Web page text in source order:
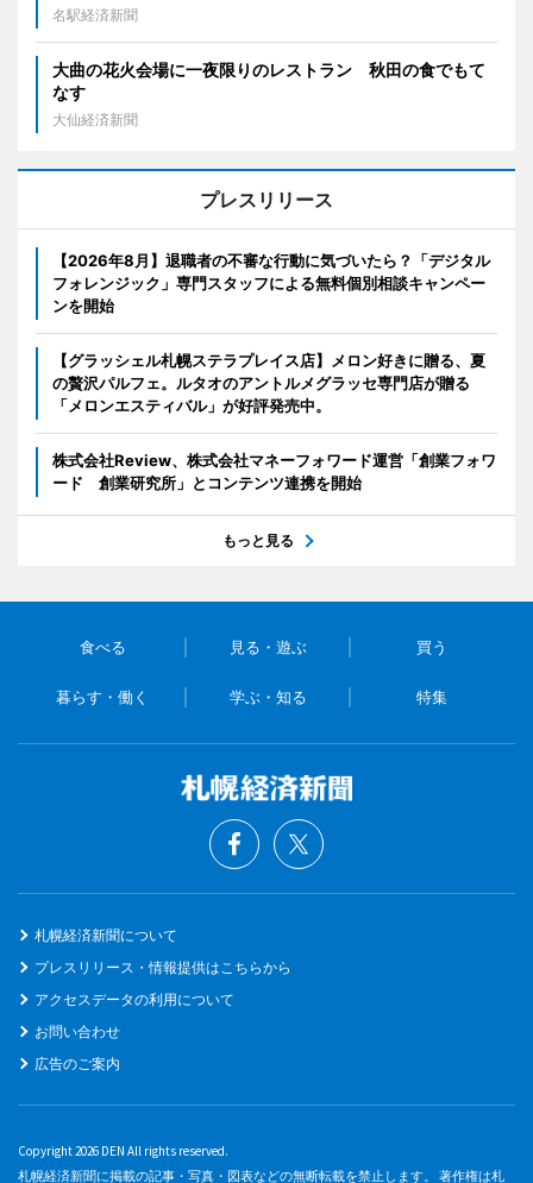
名駅経済新聞
大曲の花火会場に一夜限りのレストラン 秋田の食でもて
なす
大仙経済新聞
プレスリリース
【2026年8月】退職者の不審な行動に気づいたら？「デジタル
フォレンジック」専門スタッフによる無料個別相談キャンペー
ンを開始
【グラッシェル札幌ステラプレイス店】メロン好きに贈る、夏
の贅沢パルフェ。ルタオのアントルメグラッセ専門店が贈る
「メロンエスティバル」が好評発売中。
株式会社Review、株式会社マネーフォワード運営「創業フォワ
ード 創業研究所」とコンテンツ連携を開始
もっと見る
食べる 見る・遊ぶ 買う
暮らす・働く 学ぶ・知る 特集
札幌経済新聞について
プレスリリース・情報提供はこちらから
アクセスデータの利用について
お問い合わせ
広告のご案内
Copyright 2026 DEN All rights reserved.
札幌経済新聞に掲載の記事・写真・図表などの無断転載を禁止します。 著作権は札